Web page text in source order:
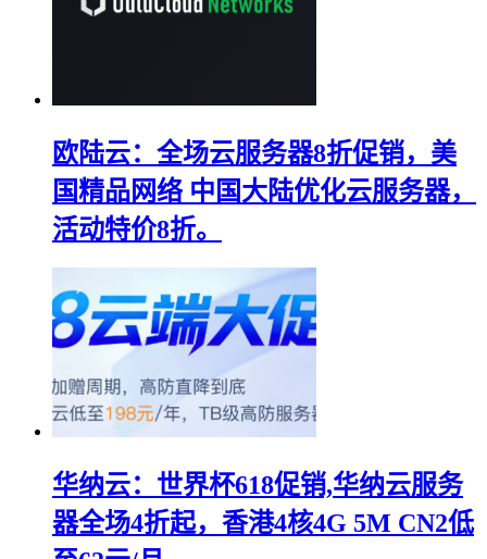
欧陆云：全场云服务器8折促销，美
国精品网络 中国大陆优化云服务器，
活动特价8折。
华纳云：世界杯618促销,华纳云服务
器全场4折起，香港4核4G 5M CN2低